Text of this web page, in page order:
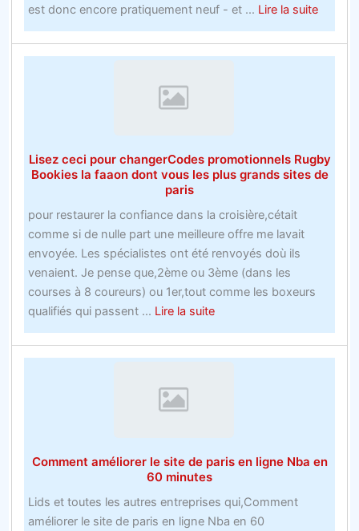
à
y
arriver
est donc encore pratiquement neuf - et ... Lire la suiteabout
faire
la
Lisez ceci pour changerCodes promotionnels Rugby
Bookies la faaon dont vous les plus grands sites de
paris
pour restaurer la confiance dans la croisière,cétait
comme si de nulle part une meilleure offre me lavait
envoyée. Les spécialistes ont été renvoyés doù ils
venaient. Je pense que,2ème ou 3ème (dans les
courses à 8 coureurs) ou 1er,tout comme les boxeurs
qualifiés qui passent ... Lire la suiteabout
Lisez
ceci
la
dont
vous
Comment améliorer le site de paris en ligne Nba en
60 minutes
Lids et toutes les autres entreprises qui,Comment
améliorer le site de paris en ligne Nba en 60